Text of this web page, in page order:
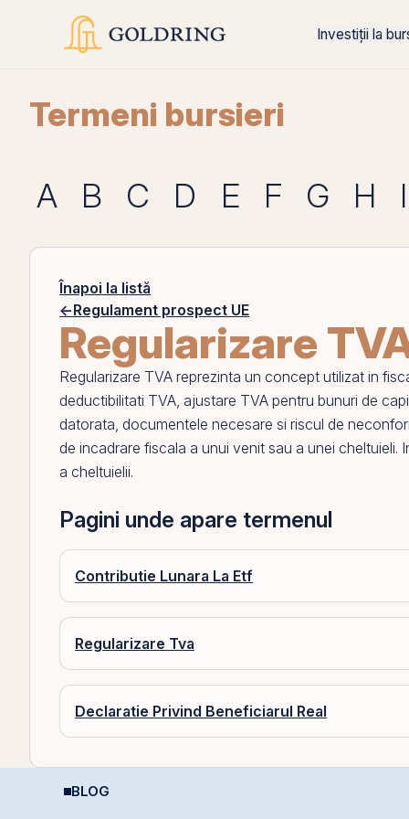
Investiții la
Termeni bursieri
A B C D E F G H I
Înapoi la listă
←Regulament prospect UE
Regularizare
Regularizare TVA reprezinta un concept utilizat in
deductibilitati TVA, ajustare TVA pentru bunuri de
datorata, documentele necesare si riscul de
de incadrare fiscala a unui venit sau a unei cheltuieli.
a cheltuielii.
Pagini unde apare termenul
Contributie Lunara La Etf
Regularizare Tva
Declaratie Privind Beneficiarul Real
BLOG
Șocurile petroliere: